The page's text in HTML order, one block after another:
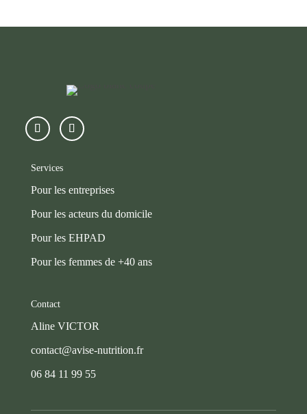
Services
Pour les entreprises
Pour les acteurs du domicile
Pour les EHPAD
Pour les femmes de +40 ans
Contact
Aline VICTOR
contact@avise-nutrition.fr
06 84 11 99 55